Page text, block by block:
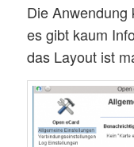
Die Anwendung
es gibt kaum
das Layout ist